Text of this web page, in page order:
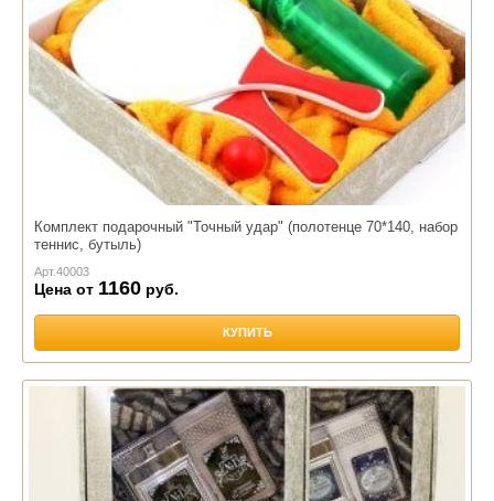
Комплект подарочный "Точный удар" (полотенце 70*140, набор
теннис, бутыль)
Арт.40003
Цена от 1160 руб.
КУПИТЬ